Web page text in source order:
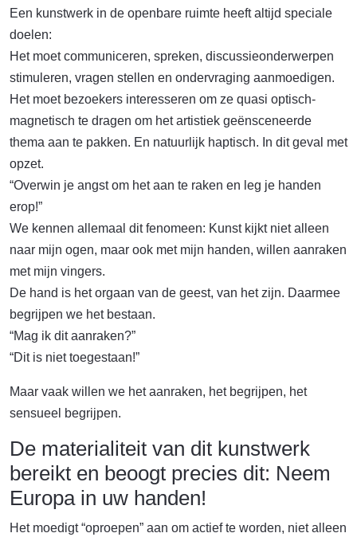
Een kunstwerk in de openbare ruimte heeft altijd speciale
doelen:
Het moet communiceren, spreken, discussieonderwerpen
stimuleren, vragen stellen en ondervraging aanmoedigen.
Het moet bezoekers interesseren om ze quasi optisch-
magnetisch te dragen om het artistiek geënsceneerde
thema aan te pakken. En natuurlijk haptisch. In dit geval met
opzet.
“Overwin je angst om het aan te raken en leg je handen
erop!”
We kennen allemaal dit fenomeen: Kunst kijkt niet alleen
naar mijn ogen, maar ook met mijn handen, willen aanraken
met mijn vingers.
De hand is het orgaan van de geest, van het zijn. Daarmee
begrijpen we het bestaan.
“Mag ik dit aanraken?”
“Dit is niet toegestaan!”
Maar vaak willen we het aanraken, het begrijpen, het
sensueel begrijpen.
De materialiteit van dit kunstwerk
bereikt en beoogt precies dit: Neem
Europa in uw handen!
Het moedigt “oproepen” aan om actief te worden, niet alleen